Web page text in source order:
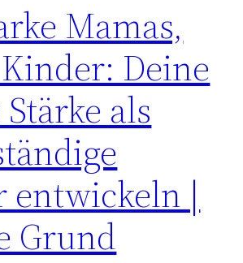
Mamas,
Deine
als
entwickeln |
Grund